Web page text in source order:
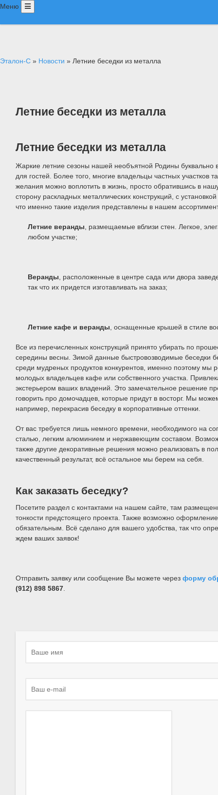
Меню
Главная
Эталон-С » Новости » Летние беседки из металла
Летние беседки из металла
Летние беседки из металла
Жаркие летние сезоны нашей необъятной Родины
для гостей. Более того, многие владельцы частных участков
желания можно воплотить в жизнь, просто обратившись в
сторону раскладных металлических конструкций, с
что именно такие изделия представлены в нашем
Летние веранды , размещаемые вблизи стен. Легкое,
любом участке;
Веранды , расположенные в центре сада или двора
так что их придется изготавливать на заказ;
Летние кафе и веранды , оснащенные крышей в стиле
Все из перечисленных конструкций принято убирать по
середины весны. Зимой данные быстровозводимые беседки
среди мудреных продуктов конкурентов, именно поэтому мы
молодых владельцев кафе или собственного участка.
экстерьером ваших владений. Это замечательное решение
говорить про домочадцев, которые придут в восторг. Мы
например, перекрасив беседку в корпоративные оттенки.
От вас требуется лишь немного времени, необходимого на
сталью, легким алюминием и нержавеющим составом.
также другие декоративные решения можно реализовать в
качественный результат, всё остальное мы берем на себя.
Как заказать беседку?
Посетите раздел с контактами на нашем сайте, там
тонкости предстоящего проекта. Также возможно
обязательным. Всё сделано для вашего удобства, так что
ждем ваших заявок!
Отправить заявку или сообщение Вы можете через форму
(912) 898 5867.